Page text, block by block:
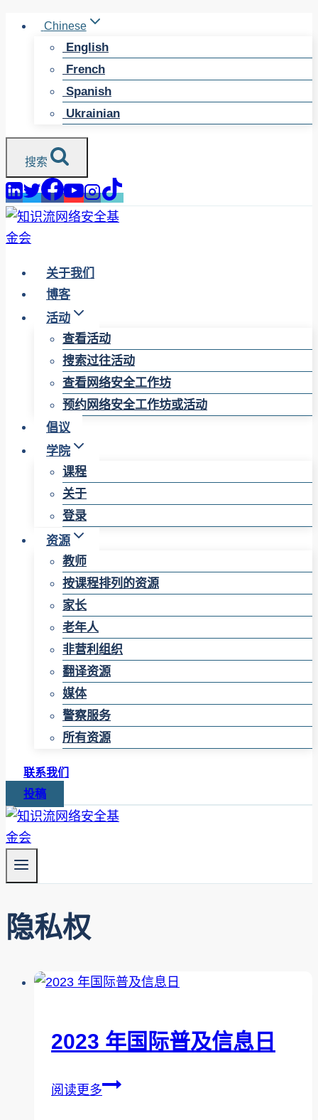
Chinese
English
French
Spanish
Ukrainian
搜索
关于我们
博客
活动
查看活动
搜索过往活动
查看网络安全工作坊
预约网络安全工作坊或活动
倡议
学院
课程
关于
登录
资源
教师
按课程排列的资源
家长
老年人
非营利组织
翻译资源
媒体
警察服务
所有资源
联系我们
投稿
隐私权
2023 年国际普及信息日
阅读更多2023